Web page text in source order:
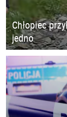
Chłopiec
jedno